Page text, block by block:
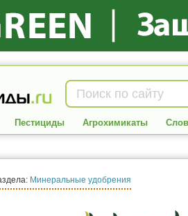
Пестициды Агрохимикаты
Минеральные удобрения